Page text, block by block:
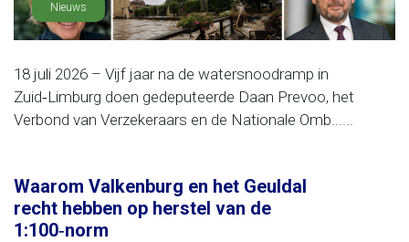
Nieuws
18 juli 2026 – Vijf jaar na de watersnoodramp in
Zuid‑Limburg doen gedeputeerde Daan Prevoo, het
Verbond van Verzekeraars en de Nationale Omb......
Waarom Valkenburg en het Geuldal
recht hebben op herstel van de
1:100‑norm